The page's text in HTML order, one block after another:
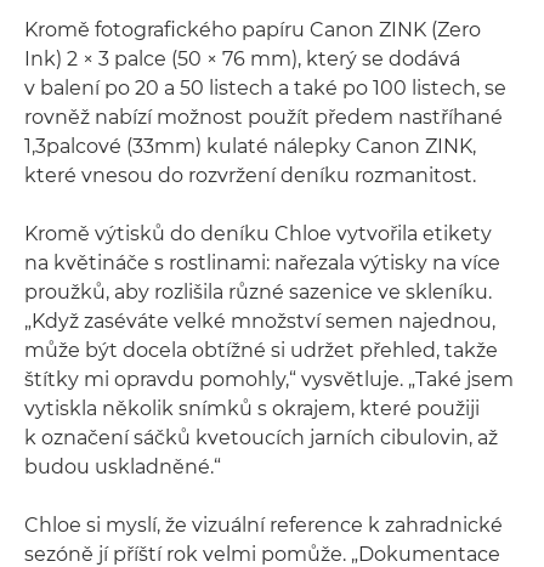
Kromě fotografického papíru Canon ZINK (Zero
Ink) 2 × 3 palce (50 × 76 mm), který se dodává
v balení po 20 a 50 listech a také po 100 listech, se
rovněž nabízí možnost použít předem nastříhané
1,3palcové (33mm) kulaté nálepky Canon ZINK,
které vnesou do rozvržení deníku rozmanitost.
Kromě výtisků do deníku Chloe vytvořila etikety
na květináče s rostlinami: nařezala výtisky na více
proužků, aby rozlišila různé sazenice ve skleníku.
„Když zaséváte velké množství semen najednou,
může být docela obtížné si udržet přehled, takže
štítky mi opravdu pomohly,“ vysvětluje. „Také jsem
vytiskla několik snímků s okrajem, které použiji
k označení sáčků kvetoucích jarních cibulovin, až
budou uskladněné.“
Chloe si myslí, že vizuální reference k zahradnické
sezóně jí příští rok velmi pomůže. „Dokumentace